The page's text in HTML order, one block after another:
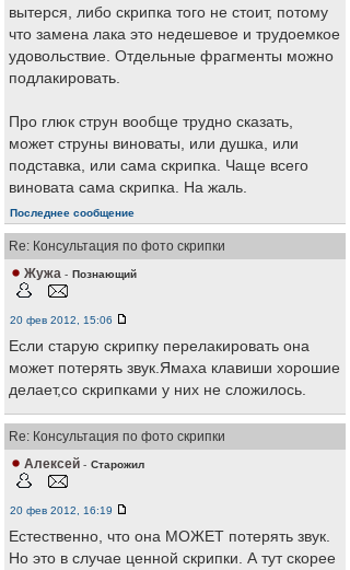
вытерся, либо скрипка того не стоит, потому
что замена лака это недешевое и трудоемкое
удовольствие. Отдельные фрагменты можно
подлакировать.
Про глюк струн вообще трудно сказать,
может струны виноваты, или душка, или
подставка, или сама скрипка. Чаще всего
виновата сама скрипка. На жаль.
Последнее сообщение
Re: Консультация по фото скрипки
Жужа - Познающий
20 фев 2012, 15:06
Если старую скрипку перелакировать она
может потерять звук.Ямаха клавиши хорошие
делает,со скрипками у них не сложилось.
Re: Консультация по фото скрипки
Алексей - Старожил
20 фев 2012, 16:19
Естественно, что она МОЖЕТ потерять звук.
Но это в случае ценной скрипки. А тут скорее